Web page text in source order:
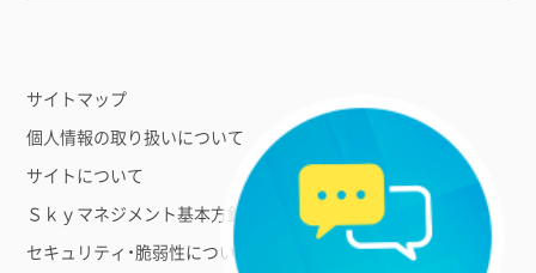
サイトマップ
個人情報の取り扱いについて
サイトについて
Ｓｋｙマネジメント基本方針
セキュリティ・脆弱性について